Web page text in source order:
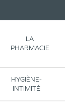
LA
PHARMACIE
HYGIÈNE-
INTIMITÉ